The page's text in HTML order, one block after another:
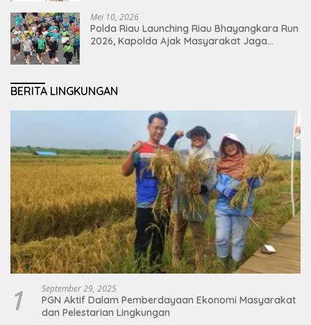
Mei 10, 2026
Polda Riau Launching Riau Bhayangkara Run
2026, Kapolda Ajak Masyarakat Jaga
BERITA LINGKUNGAN
1 September 29, 2025
PGN Aktif Dalam Pemberdayaan Ekonomi Masyarakat
dan Pelestarian Lingkungan